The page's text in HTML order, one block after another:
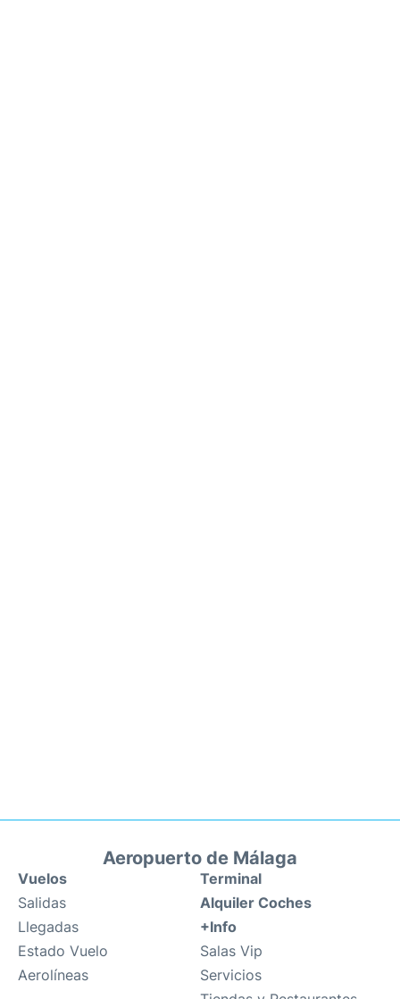
Aeropuerto de Málaga
Vuelos
Salidas
Llegadas
Estado Vuelo
Aerolíneas
Terminal
Alquiler Coches
+Info
Salas Vip
Servicios